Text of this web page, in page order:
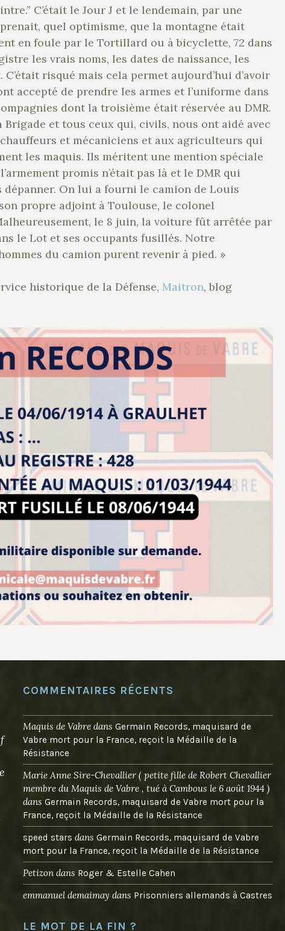
C’était le Jour J et le lendemain, par une
quel optimisme, que la montagne était
en foule par le Tortillard ou à bicyclette, 72 dans
les vrais noms, les dates de naissance, les
C’était risqué mais cela permet aujourd’hui d’avoir
accepté de prendre les armes et l’uniforme dans
dont la troisième était réservée au DMR.
et tous ceux qui, civils, nous ont aidé avec
et mécaniciens et aux agriculteurs qui
les maquis. Ils méritent une mention spéciale
promis n’était pas là et le DMR qui
On lui a fourni le camion de Louis
propre adjoint à Toulouse, le colonel
le 8 juin, la voiture fût arrêtée par
le Lot et ses occupants fusillés. Notre
du camion purent revenir à pied. »
historique de la Défense, Maitron, blog
COMMENTAIRES RÉCENTS
Maquis de Vabre dansGermain Records, maquisard de
Vabre mort pour la France, reçoit la Médaille de la
Résistance
Marie Anne Sire-Chevallier ( petite fille de Robert Chevallier
membre du Maquis de Vabre , tué à Cambous le 6 août 1944 )
dansGermain Records, maquisard de Vabre mort pour la
France, reçoit la Médaille de la Résistance
speed stars dansGermain Records, maquisard de Vabre
mort pour la France, reçoit la Médaille de la Résistance
Petizon dans Roger & Estelle Cahen
emmanuel demaimay dans Prisonniers allemands à Castres
LE MOT DE LA FIN ?